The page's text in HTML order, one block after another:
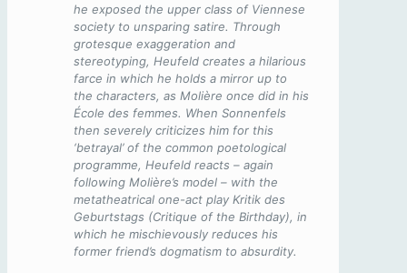
he exposed the upper class of Viennese
society to unsparing satire. Through
grotesque exaggeration and
stereotyping, Heufeld creates a hilarious
farce in which he holds a mirror up to
the characters, as Molière once did in his
École des femmes. When Sonnenfels
then severely criticizes him for this
‘betrayal’ of the common poetological
programme, Heufeld reacts – again
following Molière’s model – with the
metatheatrical one-act play Kritik des
Geburtstags (Critique of the Birthday), in
which he mischievously reduces his
former friend’s dogmatism to absurdity.